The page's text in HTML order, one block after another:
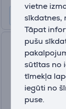
vietne
sīkdatnes,
Tāpat
pušu
sūtītas no
tīmekļa
iegūti no
puse.